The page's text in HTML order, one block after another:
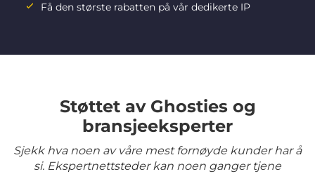
Få den største rabatten på vår dedikerte IP
Støttet av Ghosties og
bransjeeksperter
Sjekk hva noen av våre mest fornøyde kunder har å
si. Ekspertnettsteder kan noen ganger tjene